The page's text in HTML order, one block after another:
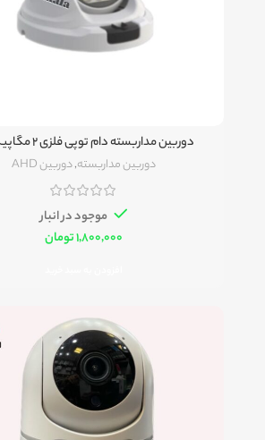
دوربین مداربسته دام توپی فلزی ۲ مگاپیکسل
دوربین مداربسته,دوربین AHD
موجود در انبار
تومان